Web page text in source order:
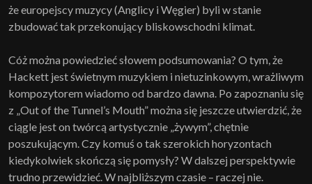
że europejscy muzycy (Anglicy i Węgier) byli w stanie
zbudować tak przekonujący bliskowschodni klimat.
Cóż można powiedzieć słowem podsumowania? O tym, że
Hackett jest świetnym muzykiem i nietuzinkowym, wrażliwym
kompozytorem wiadomo od bardzo dawna. Po zapoznaniu się
z „Out of the Tunnel’s Mouth” można się jeszcze utwierdzić, że
ciągle jest on twórcą artystycznie „żywym”, chętnie
poszukującym. Czy komuś o tak szerokich horyzontach
kiedykolwiek skończą się pomysły? W dalszej perspektywie
trudno przewidzieć. W najbliższym czasie – raczej nie.